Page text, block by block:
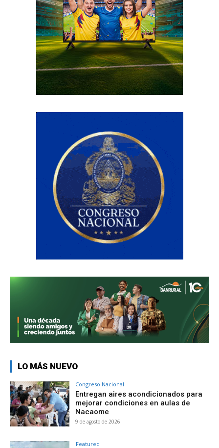
LO MÁS NUEVO
Congreso Nacional
Entregan aires acondicionados para
mejorar condiciones en aulas de
Nacaome
9 de agosto de 2026
Featured